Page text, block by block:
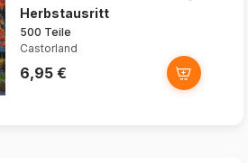
Herbstausritt
500 Teile
Castorland
6,95 €